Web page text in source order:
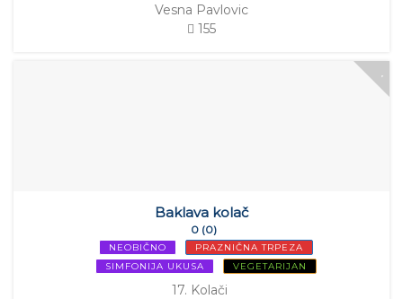
Vesna Pavlovic
155
Baklava kolač
0 (0)
NEOBIČNO
PRAZNIČNA TRPEZA
SIMFONIJA UKUSA
VEGETARIJAN
17. Kolači